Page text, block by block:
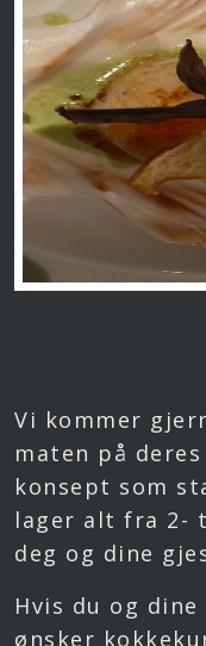
Vi kommer
maten på
konsept som
lager alt fra 2-
deg og dine
Hvis du og
ønsker